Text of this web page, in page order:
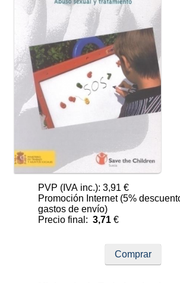
PVP (IVA inc.): 3,91 €
Promoción Internet (5%
gastos de envío)
Precio final: 3,71 €
Comprar